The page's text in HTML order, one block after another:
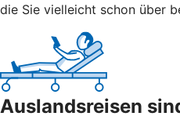
die Sie vielleicht schon über
Auslandsreisen